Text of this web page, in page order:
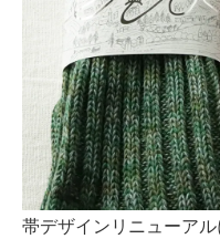
帯デザインリニューア